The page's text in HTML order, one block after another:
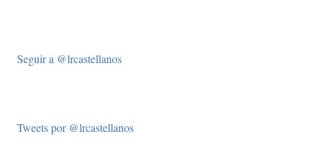
Seguir a @lrcastellanos
Tweets por @lrcastellanos